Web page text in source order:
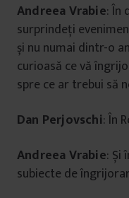
Andreea Vrabie: În
surprindeți
și nu numai dintr-o
curioasă ce vă
spre ce ar trebui să
Dan Perjovschi: În
Andreea Vrabie: Și
subiecte de